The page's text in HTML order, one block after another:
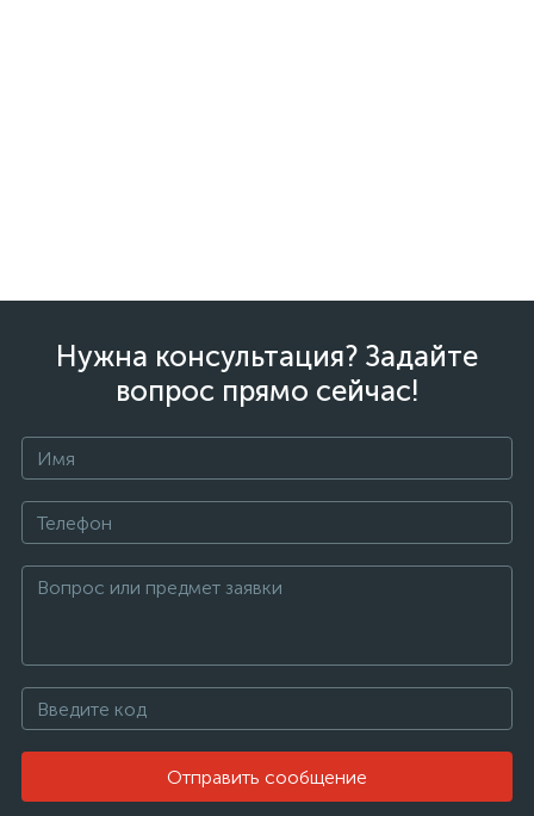
Нужна консультация? Задайте
вопрос прямо сейчас!
Отправить сообщение